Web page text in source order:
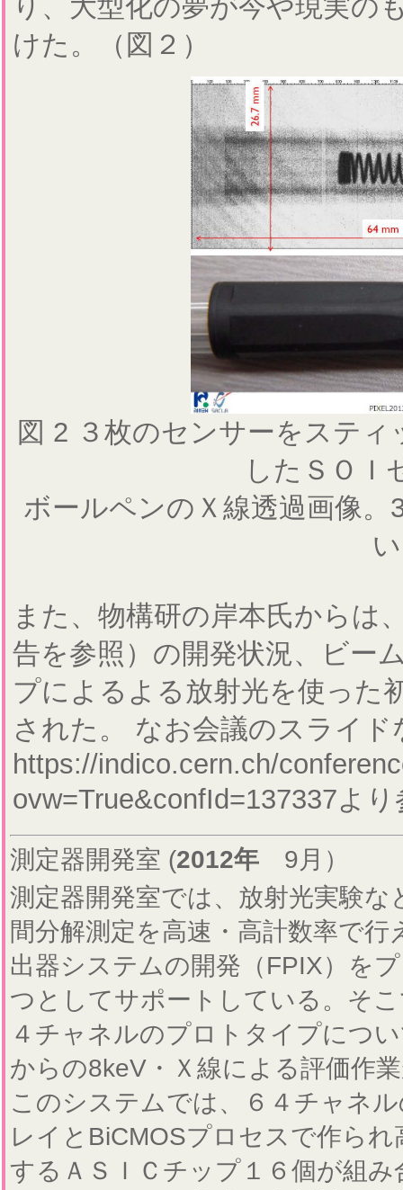
り、大型化の夢が今や現実の
けた。（図２）
図 2 ３枚のセンサーをステ
したＳＯＩ
ボールペンのＸ線透過画像
また、物構研の岸本氏からは
告を参照）の開発状況、ビー
プによるよる放射光を使った
された。 なお会議のスライド
https://indico.cern.ch/
ovw=True&confId=137337よ
測定器開発室 (2012年 9月）
測定器開発室では、放射光実験な
間分解測定を高速・高計数率で行
出器システムの開発（FPIX）を
つとしてサポートしている。そ
４チャネルのプロトタイプにつ
からの8keV・Ｘ線による評価作
このシステムでは、６４チャネ
レイとBiCMOSプロセスで作られ
するＡＳＩＣチップ１６個が組